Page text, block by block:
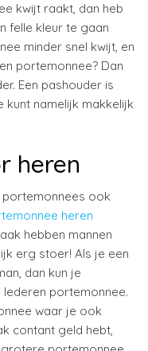
kwijt raakt, dan heb
felle kleur te gaan
minder snel kwijt, en
portemonnee? Dan
Een pashouder is
kunt namelijk makkelijk
heren
portemonnees ook
heren
hebben mannen
erg stoer! Als je een
dan kun je
portemonnee.
waar je ook
contant geld hebt,